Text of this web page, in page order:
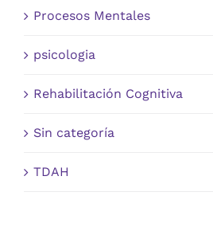
Procesos Mentales
psicologia
Rehabilitación Cognitiva
Sin categoría
TDAH